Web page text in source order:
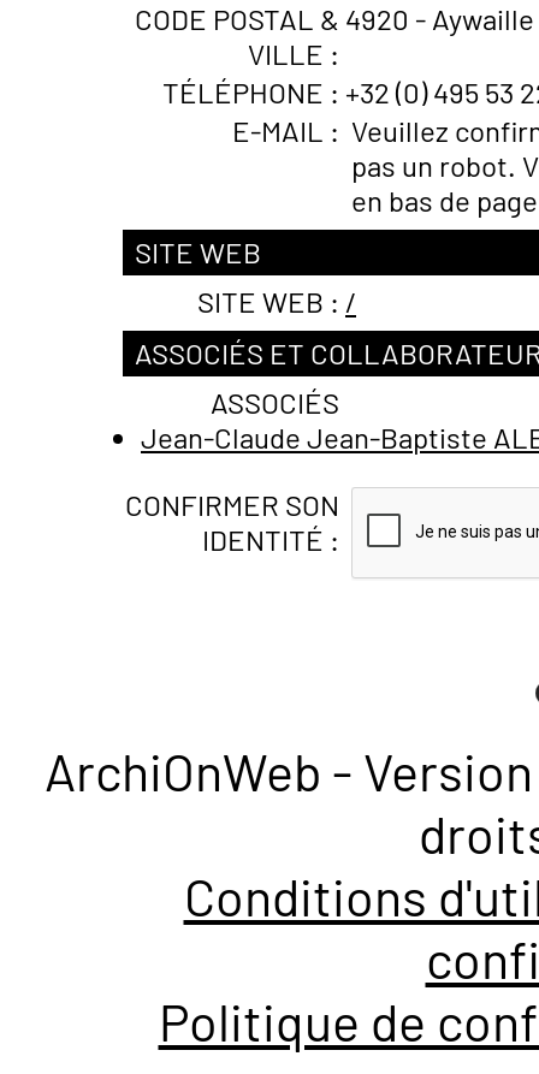
CODE POSTAL &
VILLE :
4920 -
TÉLÉPHONE : +32 (0) 495 53
E-MAIL : Veuillez
pas un robot.
en bas de
SITE WEB
SITE WEB : /
ASSOCIÉS ET
ASSOCIÉS
Jean-Claude Jean-Baptiste
CONFIRMER SON
IDENTITÉ :
ArchiOnWeb -
Conditions
Politique de